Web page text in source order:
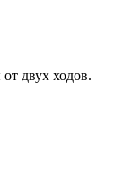
двух ходов.